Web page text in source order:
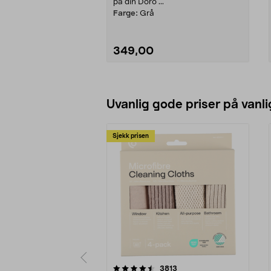
på din Doro ...
Farge: Grå
349,00
Uvanlig gode priser på
Sjekk prisen
3813
4.5av 5 stjerner